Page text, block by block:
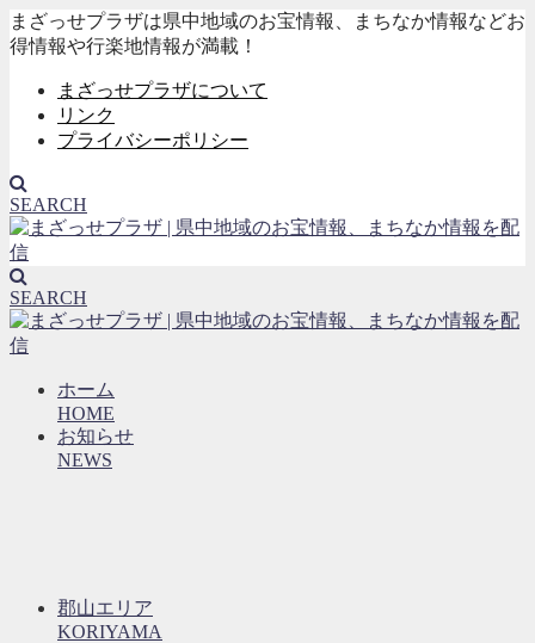
まざっせプラザは県中地域のお宝情報、まちなか情報などお
得情報や行楽地情報が満載！
まざっせプラザについて
リンク
プライバシーポリシー
SEARCH
SEARCH
ホーム
HOME
お知らせ
NEWS
郡山エリア
KORIYAMA